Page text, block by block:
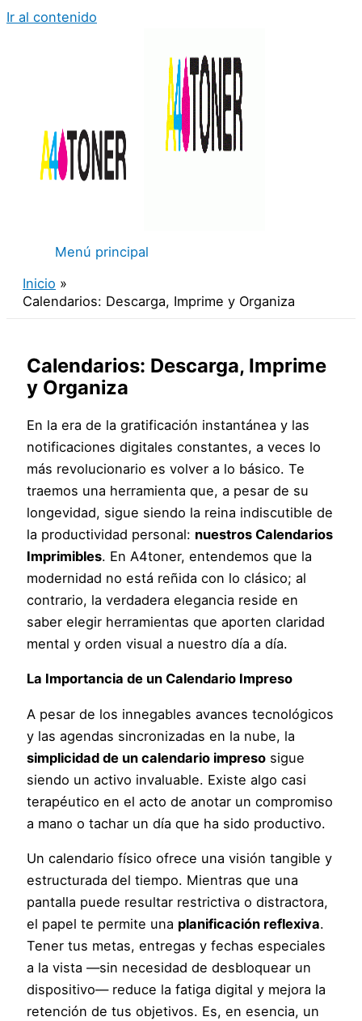
Ir al contenido
Menú principal
Inicio
Calendarios: Descarga, Imprime y Organiza
Calendarios: Descarga, Imprime
y Organiza
En la era de la gratificación instantánea y las
notificaciones digitales constantes, a veces lo
más revolucionario es volver a lo básico. Te
traemos una herramienta que, a pesar de su
longevidad, sigue siendo la reina indiscutible de
la productividad personal: nuestros Calendarios
Imprimibles. En A4toner, entendemos que la
modernidad no está reñida con lo clásico; al
contrario, la verdadera elegancia reside en
saber elegir herramientas que aporten claridad
mental y orden visual a nuestro día a día.
La Importancia de un Calendario Impreso
A pesar de los innegables avances tecnológicos
y las agendas sincronizadas en la nube, la
simplicidad de un calendario impreso sigue
siendo un activo invaluable. Existe algo casi
terapéutico en el acto de anotar un compromiso
a mano o tachar un día que ha sido productivo.
Un calendario físico ofrece una visión tangible y
estructurada del tiempo. Mientras que una
pantalla puede resultar restrictiva o distractora,
el papel te permite una planificación reflexiva.
Tener tus metas, entregas y fechas especiales
a la vista —sin necesidad de desbloquear un
dispositivo— reduce la fatiga digital y mejora la
retención de tus objetivos. Es, en esencia, un